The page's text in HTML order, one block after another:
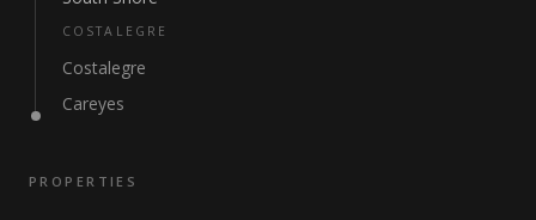
COSTALEGRE
Costalegre
Careyes
PROPERTIES